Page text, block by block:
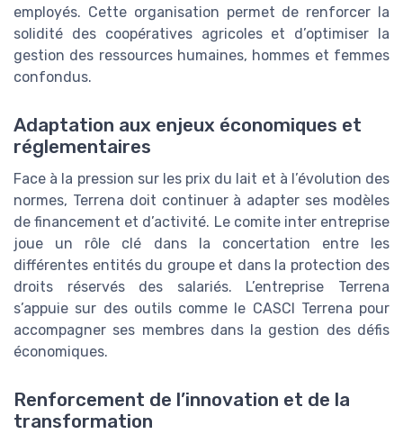
employés. Cette organisation permet de renforcer la
solidité des coopératives agricoles et d’optimiser la
gestion des ressources humaines, hommes et femmes
confondus.
Adaptation aux enjeux économiques et
réglementaires
Face à la pression sur les prix du lait et à l’évolution des
normes, Terrena doit continuer à adapter ses modèles
de financement et d’activité. Le comite inter entreprise
joue un rôle clé dans la concertation entre les
différentes entités du groupe et dans la protection des
droits réservés des salariés. L’entreprise Terrena
s’appuie sur des outils comme le CASCI Terrena pour
accompagner ses membres dans la gestion des défis
économiques.
Renforcement de l’innovation et de la
transformation